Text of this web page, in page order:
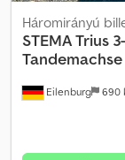
Eilenburg 690
Háromirányú
STEMATrius
Tandemachse